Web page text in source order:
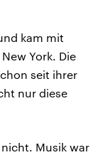
kam mit
York. Die
seit ihrer
nur diese
nicht. Musik war